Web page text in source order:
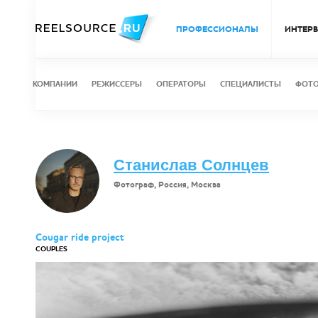
ПРОФЕССИОНАЛЫ
КОМПАНИИ РЕЖИССЕРЫ ОПЕРАТОРЫ СПЕЦИАЛИСТЫ
Станислав Солнцев
Фотограф, Россия, Москва
Cougar ride project
COUPLES